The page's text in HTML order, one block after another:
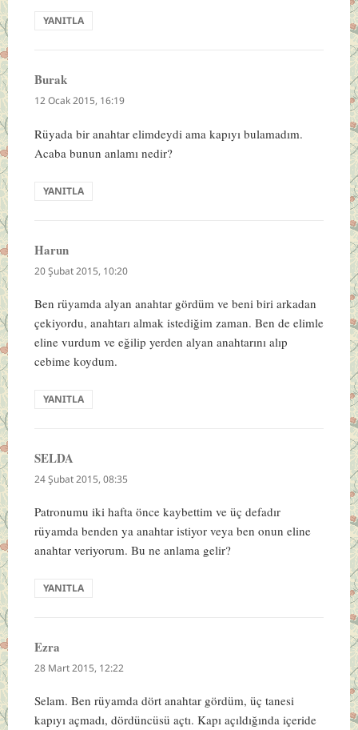
YANITLA
Burakdedi
ki:
12 Ocak 2015, 16:19
Rüyada bir anahtar elimdeydi ama kapıyı bulamadım.
Acaba bunun anlamı nedir?
YANITLA
Harundedi
ki:
20 Şubat 2015, 10:20
Ben rüyamda alyan anahtar gördüm ve beni biri arkadan
çekiyordu, anahtarı almak istediğim zaman. Ben de elimle
eline vurdum ve eğilip yerden alyan anahtarını alıp
cebime koydum.
YANITLA
SELDA
ki:
24 Şubat 2015, 08:35
Patronumu iki hafta önce kaybettim ve üç defadır
rüyamda benden ya anahtar istiyor veya ben onun eline
anahtar veriyorum. Bu ne anlama gelir?
YANITLA
Ezra
ki:
28 Mart 2015, 12:22
Selam. Ben rüyamda dört anahtar gördüm, üç tanesi
kapıyı açmadı, dördüncüsü açtı. Kapı açıldığında içeride